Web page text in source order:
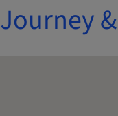
Journey